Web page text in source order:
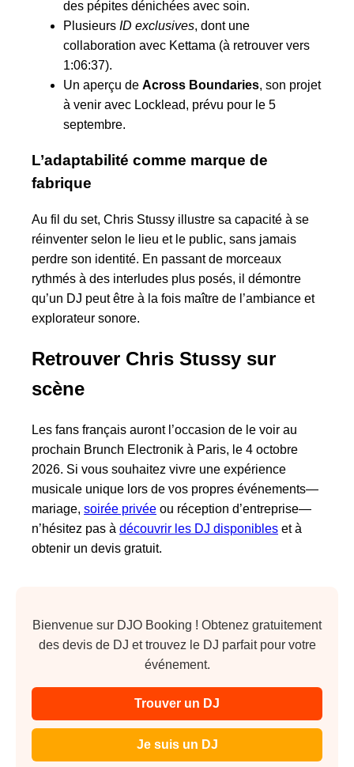
des pépites dénichées avec soin.
Plusieurs ID exclusives, dont une
collaboration avec Kettama (à retrouver vers
1:06:37).
Un aperçu de Across Boundaries, son projet
à venir avec Locklead, prévu pour le 5
septembre.
L’adaptabilité comme marque de
fabrique
Au fil du set, Chris Stussy illustre sa capacité à se
réinventer selon le lieu et le public, sans jamais
perdre son identité. En passant de morceaux
rythmés à des interludes plus posés, il démontre
qu’un DJ peut être à la fois maître de l’ambiance et
explorateur sonore.
Retrouver Chris Stussy sur
scène
Les fans français auront l’occasion de le voir au
prochain Brunch Electronik à Paris, le 4 octobre
2026. Si vous souhaitez vivre une expérience
musicale unique lors de vos propres événements—
mariage, soirée privée ou réception d’entreprise—
n’hésitez pas à découvrir les DJ disponibles et à
obtenir un devis gratuit.
Bienvenue sur DJO Booking ! Obtenez gratuitement
des devis de DJ et trouvez le DJ parfait pour votre
événement.
Trouver un DJ
Je suis un DJ